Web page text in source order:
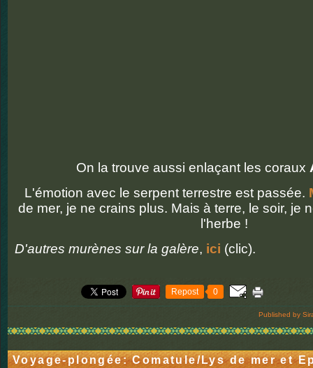
On la trouve aussi enlaçant les coraux
L'émotion avec le serpent terrestre est passée.
de mer, je ne crains plus. Mais à terre, le soir, je
l'herbe !
D'autres murènes sur la galère, ici (clic).
Repost 0
Published by
Voyage-plongée: Comatule/Lys de mer et